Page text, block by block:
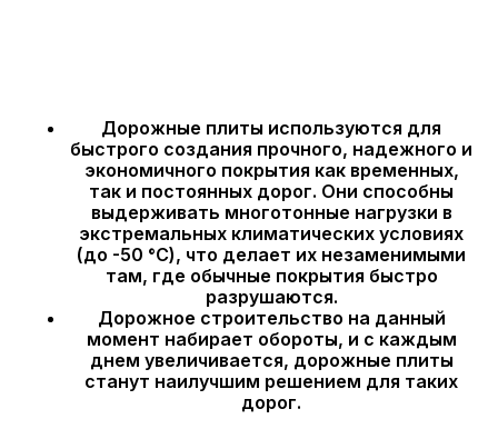
Дорожные плиты используются для
быстрого создания прочного, надежного и
экономичного покрытия как временных,
так и постоянных дорог. Они способны
выдерживать многотонные нагрузки в
экстремальных климатических условиях
(до -50 °С), что делает их незаменимыми
там, где обычные покрытия быстро
разрушаются.
Дорожное строительство на данный
момент набирает обороты, и с каждым
днем увеличивается, дорожные плиты
станут наилучшим решением для таких
дорог.